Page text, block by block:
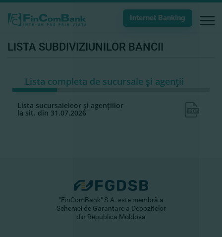
Internet Banking
LISTA SUBDIVIZIUNILOR BANCII
Lista completa de sucursale şi agenţii
Lista sucursaleleor şi agenţiilor
la sit. din 31.07.2026
"FinComBank" S.A. este membră a
Schemei de Garantare a Depozitelor
din Republica Moldova